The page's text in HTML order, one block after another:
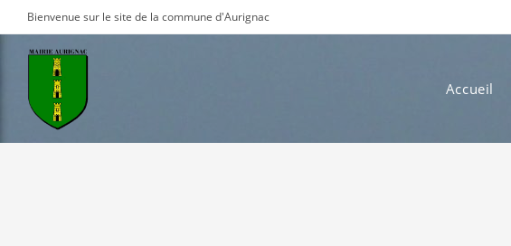
to
content
Bienvenue sur le site de la commune d'Aurignac
Accueil